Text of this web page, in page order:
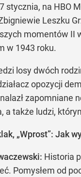
stycznia, na HBO
Leszku
momentów II
w 1943 roku.
losy dwóch
opozycji
zapomniane
a także ludzi,
„Wprost”: Jak
Historia
Pomysłem od